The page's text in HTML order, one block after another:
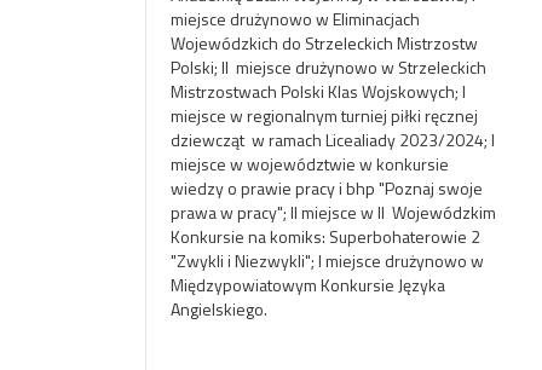
miejsce drużynowo w Eliminacjach
Wojewódzkich do Strzeleckich Mistrzostw
Polski; II miejsce drużynowo w Strzeleckich
Mistrzostwach Polski Klas Wojskowych; I
miejsce w regionalnym turniej piłki ręcznej
dziewcząt w ramach Licealiady 2023/2024; I
miejsce w województwie w konkursie
wiedzy o prawie pracy i bhp "Poznaj swoje
prawa w pracy"; II miejsce w II Wojewódzkim
Konkursie na komiks: Superbohaterowie 2
"Zwykli i Niezwykli"; I miejsce drużynowo w
Międzypowiatowym Konkursie Języka
Angielskiego.